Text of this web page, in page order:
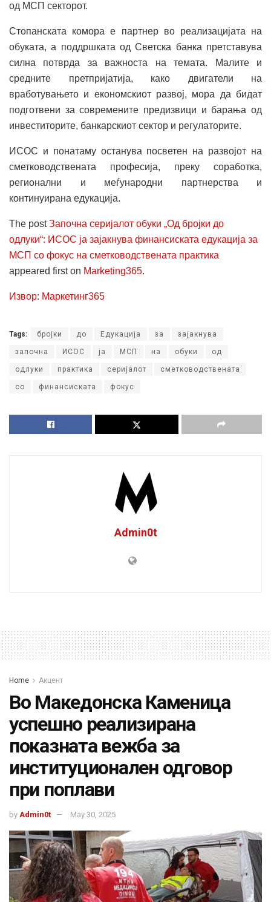
од МСП секторот.
Стопанската комора е партнер во реализацијата на
обуката, а поддршката од Светска банка претставува
силна потврда за важноста на темата. Малите и
средните претпријатија, како двигатели на
вработувањето и економскиот развој, мора да бидат
подготвени за современите предизвици и барања од
инвеститорите, банкарскиот сектор и регулаторите.
ИСОС и понатаму останува посветен на развојот на
сметководствената професија, преку соработка,
регионални и меѓународни партнерства и
континуирана едукација.
The postЗапочна серијалот обуки „Од бројки до
одлуки“: ИСОС ја зајакнува финансиската едукација за
МСП со фокус на сметководствената практика
appeared first on Marketing365.
Извор: Маркетинг365
Tags: бројки до Едукација за зајакнува
започна ИСОС ја МСП на обуки од
одлуки практика серијалот сметководствената
со финансиската фокус
Admin0t
Home Акцент
Во Македонска Каменица
успешно реализирана
показната вежба за
институционален одговор
при поплави
by Admin0t May 30, 2025